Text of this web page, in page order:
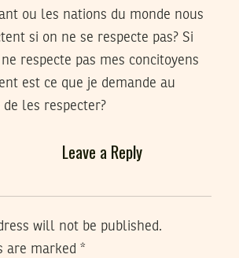
ou les nations du monde nous
si on ne se respecte pas? Si
respecte pas mes concitoyens
est ce que je demande au
les respecter?
Leave a Reply
will not be published.
are marked *